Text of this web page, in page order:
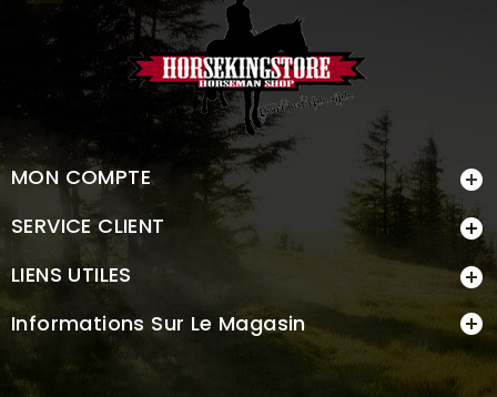
MON COMPTE 
SERVICE CLIENT 
LIENS UTILES 
Informations Sur Le Magasin 